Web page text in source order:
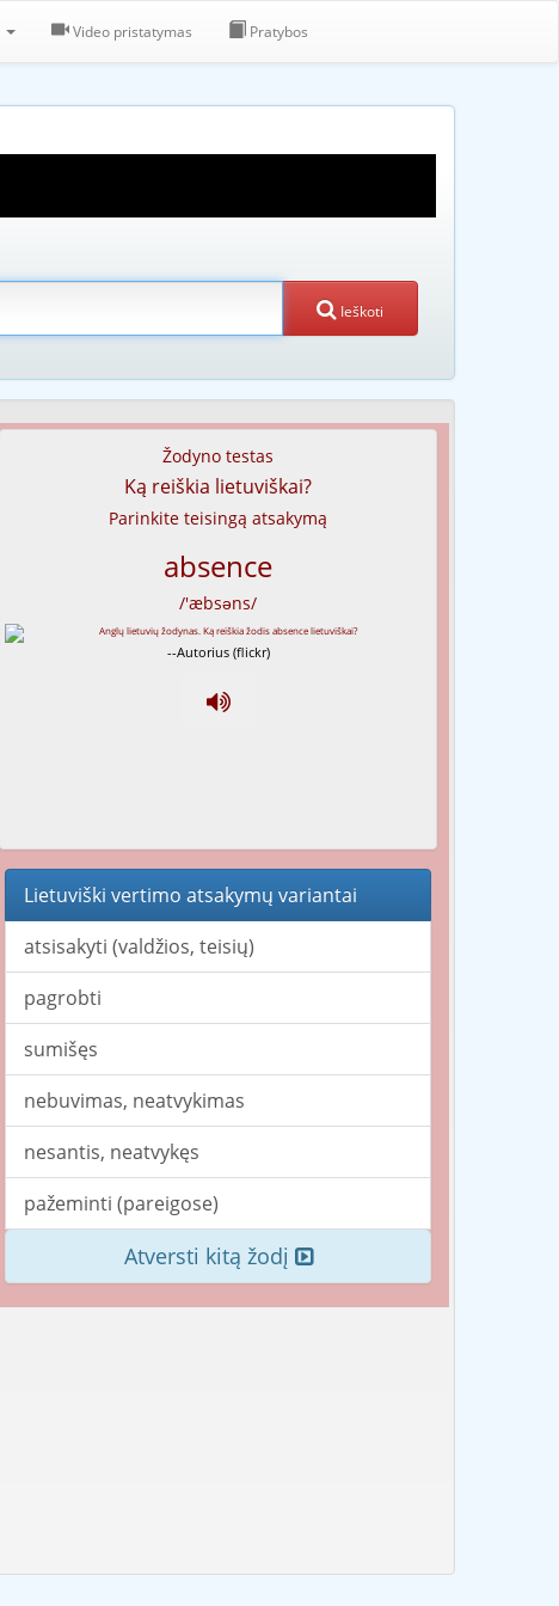
Video pristatymas Pratybos
Ieškoti
Žodyno testas
Ką reiškia lietuviškai?
Parinkite teisingą atsakymą
absence
/'æbsəns/
--Autorius (flickr)
Lietuviški vertimo atsakymų variantai
atsisakyti (valdžios, teisių)
pagrobti
sumišęs
nebuvimas, neatvykimas
nesantis, neatvykęs
pažeminti (pareigose)
Atversti kitą žodį